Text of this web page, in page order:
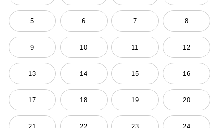
5 6 7 8
9 10 11 12
13 14 15 16
17 18 19 20
21 22 23 24